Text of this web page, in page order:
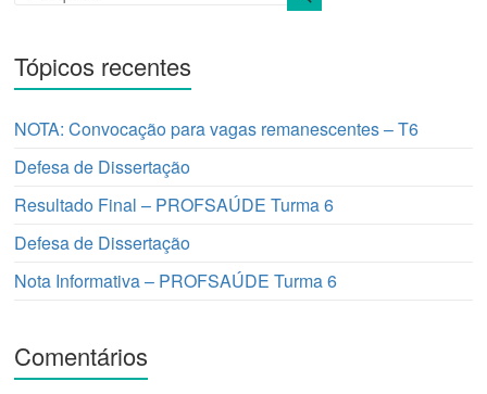
Tópicos recentes
NOTA: Convocação para vagas remanescentes – T6
Defesa de Dissertação
Resultado Final – PROFSAÚDE Turma 6
Defesa de Dissertação
Nota Informativa – PROFSAÚDE Turma 6
Comentários